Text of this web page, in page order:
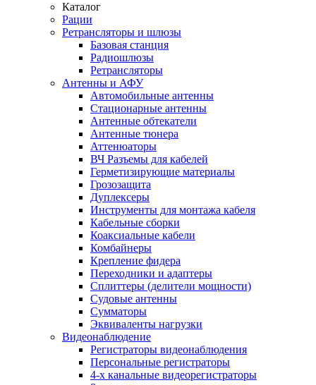
Каталог
Рации
Ретрансляторы и шлюзы
Базовая станция
Радиошлюзы
Ретрансляторы
Антенны и АФУ
Автомобильные антенны
Стационарные антенны
Антенные обтекатели
Антенные тюнера
Аттенюаторы
ВЧ Разъемы для кабелей
Герметизирующие материалы
Грозозащита
Дуплексеры
Инструменты для монтажа кабеля
Кабельные сборки
Коаксиальные кабели
Комбайнеры
Крепление фидера
Переходники и адаптеры
Сплиттеры (делители мощности)
Судовые антенны
Сумматоры
Эквиваленты нагрузки
Видеонаблюдение
Регистраторы видеонаблюдения
Персональные регистраторы
4-х канальные видеорегистраторы